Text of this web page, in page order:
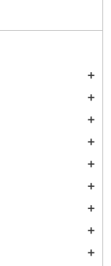
add
add
add
add
add
add
add
add
add